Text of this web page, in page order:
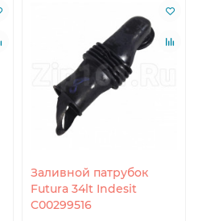
Заливной патрубок
Futura 34lt Indesit
C00299516